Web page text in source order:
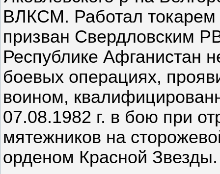
ВЛКСМ. Работал
призван Свердловским
Республике Афганистан
боевых операциях,
воином,
07.08.1982 г. в бою при
мятежников на
орденом Красной